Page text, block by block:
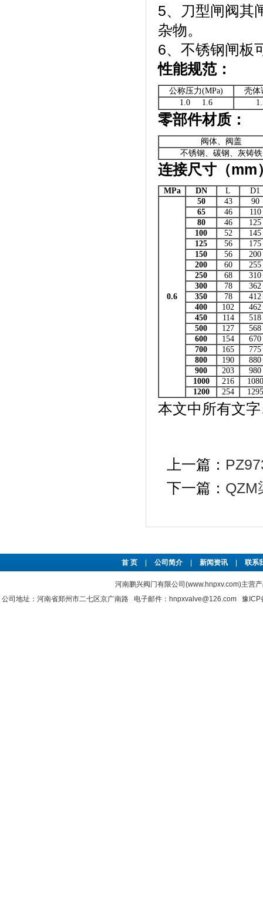
5、刀型闸阀其
杂物。
6、不锈钢闸板
性能规范：
公称压力(MPa)
壳体
1.0 1.6
零部件材质：
阀体、阀盖
不锈钢、碳钢、灰铸铁
连接尺寸（mm
MPa DN L D1
0.6
50 43
90
65
46
110
80
46
125
100
52
145
125
56
175
150
56
200
200
60
255
250
68
310
300
78
362
350
78
412
400
102
462
450
114
518
500
127
568
600
154
670
700
165
775
800
190
880
900
203
980
1000
216
1080
1200
254 1295
本文中所有文
上一篇：
下一篇： QZM
首 页 公司简介 新闻资讯 联系
河南鹏兴阀门有限公司(www.hnpxv.com)主营
公司地址：河南省郑州市二七区京广南路 电子邮件：hnpxvalve@126.com 豫ICP